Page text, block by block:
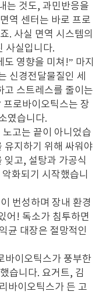
는 것도, 과민반응을
역 센터는 바로 프로
. 사실 면역 시스템의
사실입니다.
영향을 미쳐!” 마지
신경전달물질인 세
고 스트레스를 줄이는
로바이오틱스는 장
였습니다.
고는 끝이 아니었습
유지하기 위해 싸워야
잊고, 설탕과 가공식
화되기 시작했습니
번성하며 장내 환경
어! 독소가 침투하면
균 대장은 절망적인
바이오틱스가 풍부한
습니다. 요거트, 김
바이오틱스가 든 고